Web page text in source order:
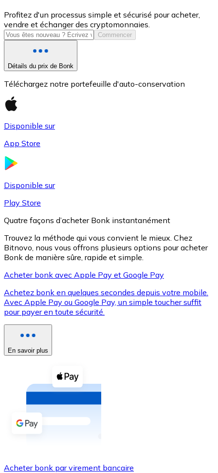
USD Coin
USDC
XRP
XRP
Voir toutes
Coupons crypto
Achetez des cryptomonnaies en espèces et d'autres
Acheter avec espèces
Virement SEPA
Profitez d'un processus simple et sécurisé pour acheter,
vendre et échanger des cryptomonnaies.
Commencer
Détails du prix de Bonk
Téléchargez notre portefeuille d'auto-conservation
Disponible sur
App Store
Disponible sur
Play Store
Quatre façons d’acheter Bonk instantanément
Trouvez la méthode qui vous convient le mieux. Chez
Bitnovo, nous vous offrons plusieurs options pour acheter
Bonk de manière sûre, rapide et simple.
Acheter bonk avec Apple Pay et Google Pay
Achetez bonk en quelques secondes depuis votre mobile.
Avec Apple Pay ou Google Pay, un simple toucher suffit
pour payer en toute sécurité.
En savoir plus
Acheter bonk par virement bancaire